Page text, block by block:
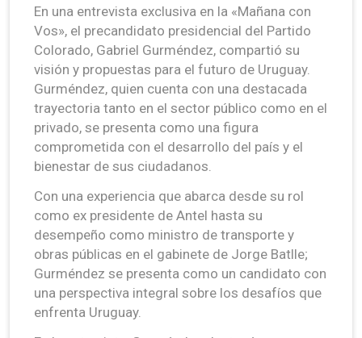
En una entrevista exclusiva en la «Mañana con
Vos», el precandidato presidencial del Partido
Colorado, Gabriel Gurméndez, compartió su
visión y propuestas para el futuro de Uruguay.
Gurméndez, quien cuenta con una destacada
trayectoria tanto en el sector público como en el
privado, se presenta como una figura
comprometida con el desarrollo del país y el
bienestar de sus ciudadanos.
Con una experiencia que abarca desde su rol
como ex presidente de Antel hasta su
desempeño como ministro de transporte y
obras públicas en el gabinete de Jorge Batlle;
Gurméndez se presenta como un candidato con
una perspectiva integral sobre los desafíos que
enfrenta Uruguay.